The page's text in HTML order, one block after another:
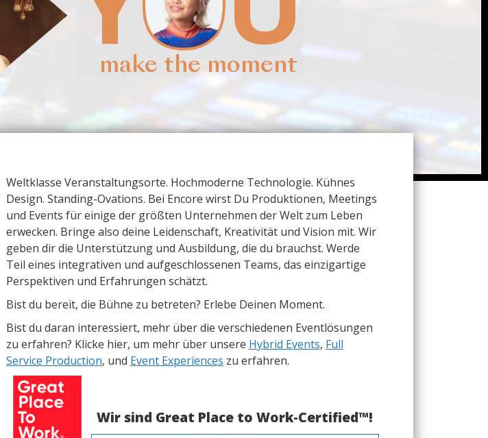
make the moment
Weltklasse Veranstaltungsorte. Hochmoderne Technologie. Kühnes
Design. Standing-Ovations. Bei Encore wirst Du Produktionen, Meetings
und Events für einige der größten Unternehmen der Welt zum Leben
erwecken. Bringe also deine Leidenschaft, Kreativität und Vision mit. Wir
geben dir die Unterstützung und Ausbildung, die du brauchst. Werde
Teil eines integrativen und aufgeschlossenen Teams, das einzigartige
Perspektiven und Erfahrungen schätzt.
Bist du bereit, die Bühne zu betreten? Erlebe Deinen Moment.
Bist du daran interessiert, mehr über die verschiedenen Eventlösungen
zu erfahren? Klicke hier, um mehr über unsere Hybrid Events, Full
Service Production, und Event Experiences zu erfahren.
Wir sind Great Place to Work-Certified™!